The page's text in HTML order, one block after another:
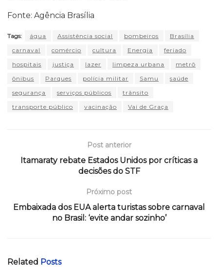
Fonte: Agência Brasília
Tags: água Assistência social bombeiros
Brasília
carnaval
comércio cultura Energia
feriado
hospitais
justiça lazer limpeza urbana
metrô
ônibus
Parques polícia militar Samu
saúde
segurança
serviços públicos
trânsito
transporte público
vacinação Vai de Graça
Post anterior
Itamaraty rebate Estados Unidos por críticas a
decisões do STF
Próximo post
Embaixada dos EUA alerta turistas sobre carnaval
no Brasil: ‘evite andar sozinho’
Related Posts